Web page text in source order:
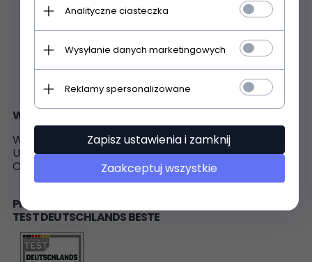
Minimalne wytwarzanie dymu
Duża powierzchnia do zapalania z 3 żarnikami
Zawiera metalowy uchwyt do bezpiecznego
Ergonomiczny uchwyt, pokryty powłoką odporną na
ciepło
Wymiary zapalarki:
Wymiary (ok. szer. x wys. x gł.) i waga
Urządzenie: 200 x 75 x 510 mm; 0.4 kg
Opakowanie: 205 x 90 x 515 mm; 0.6 kg
Produkt został odznaczony certyfikatem FOCUS -
TEST DEUTSCHLANDS BESTE
Analityczne ciasteczka
Wysyłanie danych marketingowych
Reklamy spersonalizowane
Zapisz ustawienia i zamknij
Zaakceptuj wszystkie